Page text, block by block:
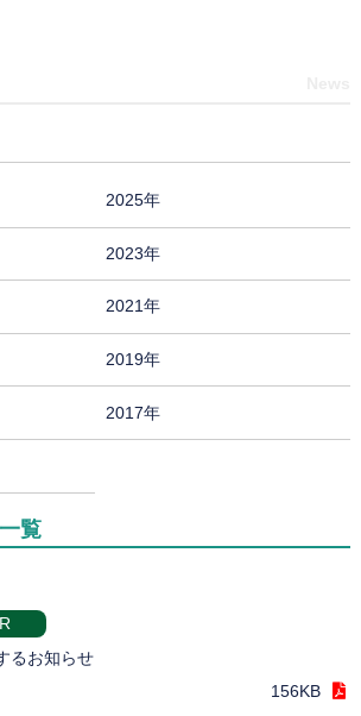
2025年
2023年
2021年
2019年
2017年
覧
るお知らせ
156KB